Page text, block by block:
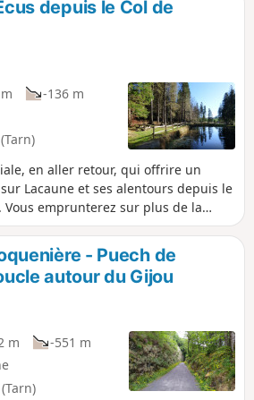
depuis le Col de
-136 m
en aller retour, qui offrire un
Lacaune et ses alentours depuis le
Vous emprunterez sur plus de la
forestière et ensuite un beau sentier
quasiment ombragé tout du long.
- Puech de
autour du Gijou
m
-551 m